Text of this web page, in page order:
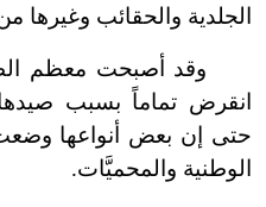
الجلدية والحقائب وغيرها
وقد أصبحت معظم
انقرض تماماً بسبب
حتى إن بعض أنواعها
الوطنية والمحميَّات.